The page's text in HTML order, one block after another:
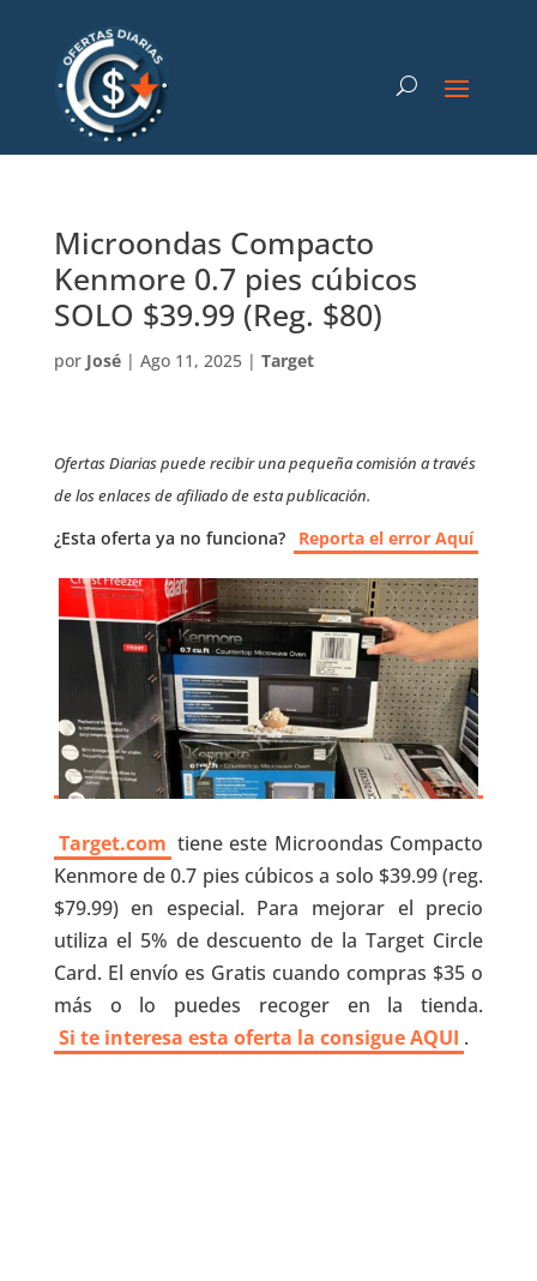
Microondas Compacto
Kenmore 0.7 pies cúbicos
SOLO $39.99 (Reg. $80)
por José| Ago 11, 2025| Target
Ofertas Diarias puede recibir una pequeña comisión a través
de los enlaces de afiliado de esta publicación.
¿Esta oferta ya no funciona? Reporta el error Aquí
Target.com tiene este Microondas Compacto
Kenmore de 0.7 pies cúbicos a solo $39.99 (reg.
$79.99) en especial. Para mejorar el precio
utiliza el 5% de descuento de la Target Circle
Card. El envío es Gratis cuando compras $35 o
más o lo puedes recoger en la tienda.
Si te interesa esta oferta la consigue AQUI .